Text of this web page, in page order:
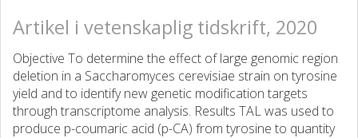
Artikel i vetenskaplig tidskrift, 2020
Objective To determine the effect of large genomic region
deletion in a Saccharomyces cerevisiae strain on tyrosine
yield and to identify new genetic modification targets
through transcriptome analysis. Results TAL was used to
produce p-coumaric acid (p-CA) from tyrosine to quantity